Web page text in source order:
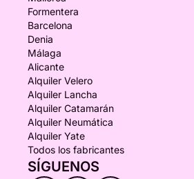
Formentera
Barcelona
Denia
Málaga
Alicante
Alquiler Velero
Alquiler Lancha
Alquiler Catamarán
Alquiler Neumática
Alquiler Yate
Todos los fabricantes
SÍGUENOS